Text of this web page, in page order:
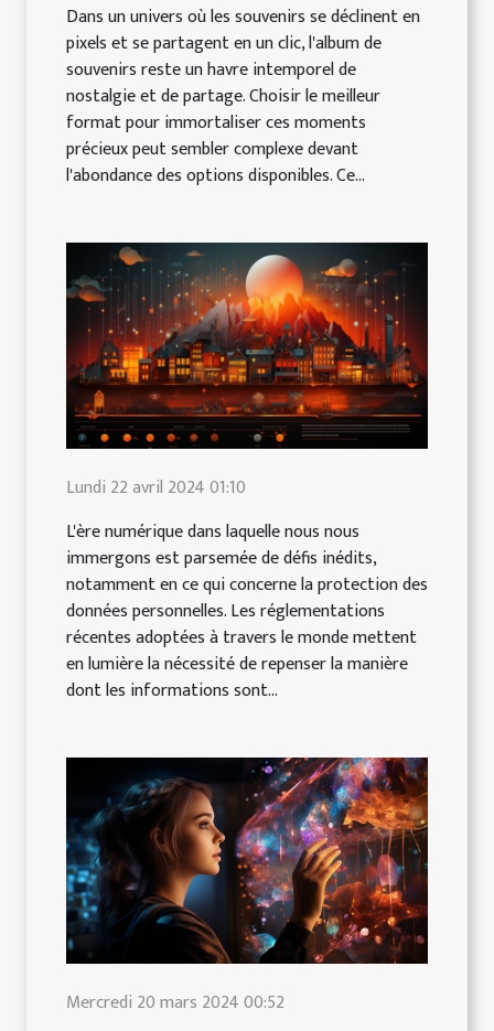
Dans un univers où les souvenirs se déclinent en
pixels et se partagent en un clic, l'album de
souvenirs reste un havre intemporel de
nostalgie et de partage. Choisir le meilleur
format pour immortaliser ces moments
précieux peut sembler complexe devant
l'abondance des options disponibles. Ce...
Lundi 22 avril 2024 01:10
L'ère numérique dans laquelle nous nous
immergons est parsemée de défis inédits,
notamment en ce qui concerne la protection des
données personnelles. Les réglementations
récentes adoptées à travers le monde mettent
en lumière la nécessité de repenser la manière
dont les informations sont...
Mercredi 20 mars 2024 00:52